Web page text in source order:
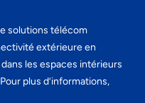
solutions télécom
extérieure en
les espaces intérieurs
plus d’informations,